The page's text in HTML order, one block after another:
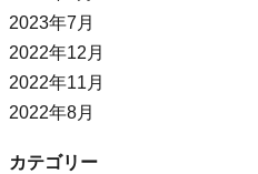
2023年7月
2022年12月
2022年11月
2022年8月
カテゴリー